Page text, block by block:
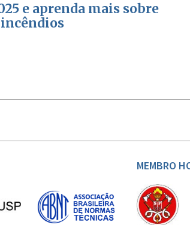
e aprenda mais sobre
MEMBRO